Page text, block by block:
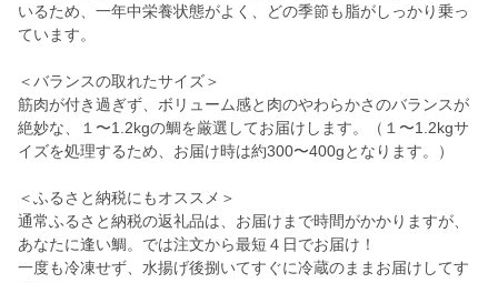
いるため、一年中栄養状態がよく、どの季節も脂がしっかり乗っ
ています。
＜バランスの取れたサイズ＞
筋肉が付き過ぎず、ボリューム感と肉のやわらかさのバランスが
絶妙な、１〜1.2kgの鯛を厳選してお届けします。（１〜1.2kgサ
イズを処理するため、お届け時は約300〜400gとなります。）
＜ふるさと納税にもオススメ＞
通常ふるさと納税の返礼品は、お届けまで時間がかかりますが、
あなたに逢い鯛。では注文から最短４日でお届け！
一度も冷凍せず、水揚げ後捌いてすぐに冷蔵のままお届けしてす